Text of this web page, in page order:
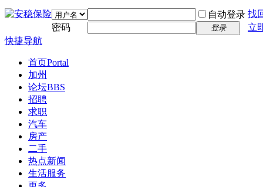
自动登录 找
密码
登录
立
快捷导航
首页Portal
加州
论坛BBS
招聘
求职
汽车
房产
二手
热点新闻
生活服务